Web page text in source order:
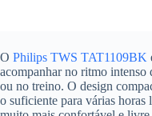
O Philips TWS TAT1109BK
acompanhar no ritmo intenso
ou no treino. O design
o suficiente para várias horas